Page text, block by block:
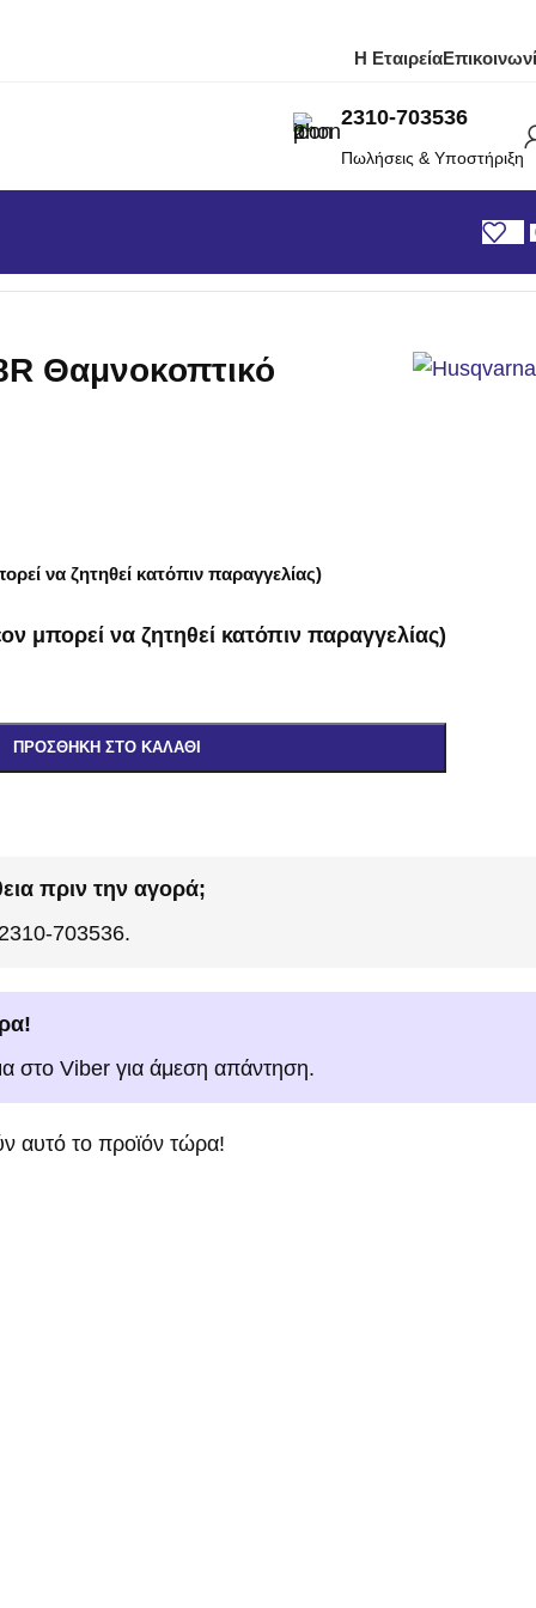
Η Εταιρεία
2310-703536
Πωλήσεις & Υποστήριξη
Θαμνοκοπτικό
να ζητηθεί κατόπιν παραγγελίας)
μπορεί να ζητηθεί κατόπιν παραγγελίας)
ΠΡΟΣΘΉΚΗ ΣΤΟ ΚΑΛΆΘΙ
πριν την αγορά;
703536.
στο Viber για άμεση απάντηση.
αυτό το προϊόν τώρα!